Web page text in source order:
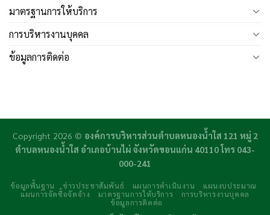
มาตรฐานการให้บริการ
การบริหารงานบุคคล
ข้อมูลการติดต่อ
Copyright 2026 © องค์การบริหารส่วนตำบลหนองน้ำใส 121 หมู่ 2
ตำบลหนองน้ำใส อำเภอบ้านไผ่ จังหวัดขอนแก่น 40110 โทร 043-
000-241
ข้อมูลพื้นฐาน ข่าวประชาสัมพันธ์ แผนการดำเนินงาน
แผนงบประมาณ
แผนการจัดซื้อจัดจ้าง
มาตรฐานการให้บริการ
การบริหารงานบุคคล
ข้อมูลการติดต่อ